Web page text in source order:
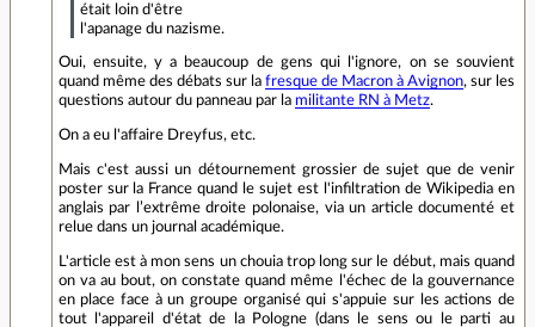
était loin d'être
l'apanage du nazisme.
Oui, ensuite, y a beaucoup de gens qui l'ignore, on se souvient
quand même des débats sur la fresque de Macron à Avignon, sur les
questions autour du panneau par la militante RN à Metz.
On a eu l'affaire Dreyfus, etc.
Mais c'est aussi un détournement grossier de sujet que de venir
poster sur la France quand le sujet est l'infiltration de Wikipedia en
anglais par l’extrême droite polonaise, via un article documenté et
relue dans un journal académique.
L'article est à mon sens un chouia trop long sur le début, mais quand
on va au bout, on constate quand même l'échec de la gouvernance
en place face à un groupe organisé qui s'appuie sur les actions de
tout l'appareil d'état de la Pologne (dans le sens ou le parti au